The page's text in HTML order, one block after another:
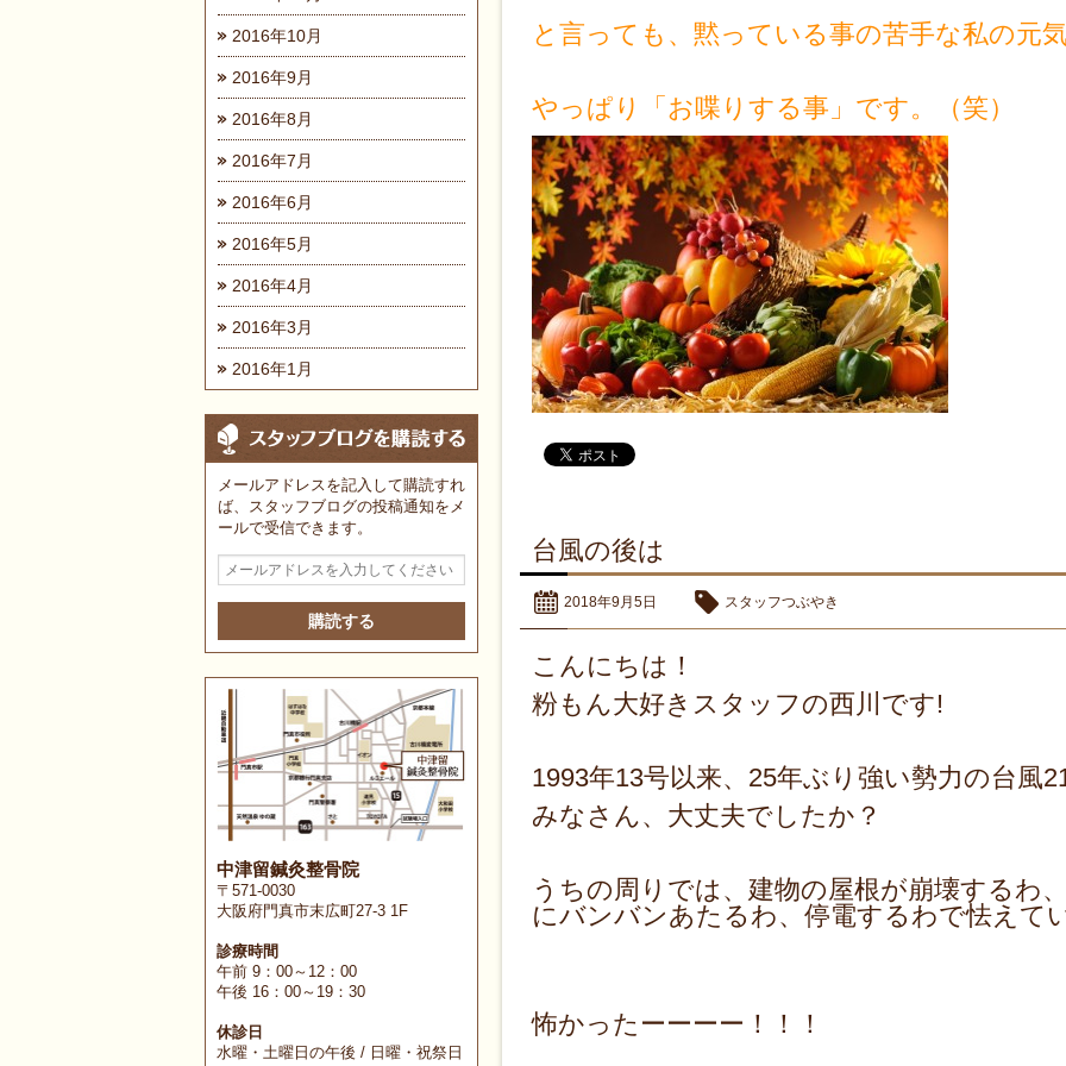
2016年10月
2016年9月
2016年8月
2016年7月
2016年6月
2016年5月
2016年4月
2016年3月
2016年1月
メールアドレスを記入して購読すれ
ば、スタッフブログの投稿通知をメ
ールで受信できます。
メ
ー
ル
ド
ス
を
入
力
し
て
く
だ
さ
い
中津留鍼灸整骨院
〒571-0030
大阪府門真市末広町27-3 1F
診療時間
午前 9：00～12：00
午後 16：00～19：30
休診日
水曜・土曜日の午後 / 日曜・祝祭日
と言っても、黙っている事の苦手な私の元
やっぱり「お喋りする事」です。（笑）
台風の後は
2018年9月5日 スタッフつぶやき
こんにちは！
粉もん大好きスタッフの西川です!
1993年13号以来、25年ぶり強い勢力の台風
みなさん、大丈夫でしたか？
うちの周りでは、建物の屋根が崩壊するわ
にバンバンあたるわ、停電するわで怯えて
怖かったーーーー！！！